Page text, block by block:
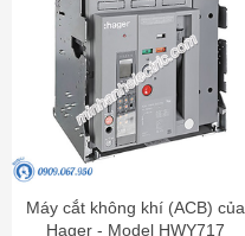
Máy cắt không khí (ACB) của
Hager - Model HWY717